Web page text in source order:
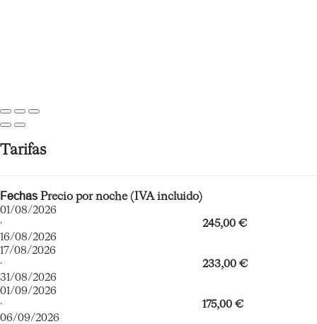
Tarifas
Fechas Precio por noche (IVA incluido)
01/08/2026
·
16/08/2026
245,00 €
17/08/2026
·
31/08/2026
233,00 €
01/09/2026
·
06/09/2026
175,00 €